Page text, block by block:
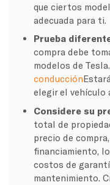
que ciertos
adecuada para ti.
Prueba
compra debe
modelos de
conducción
elegir el vehículo
Considere su
total de
precio de
financiamiento,
costos de
mantenimiento.